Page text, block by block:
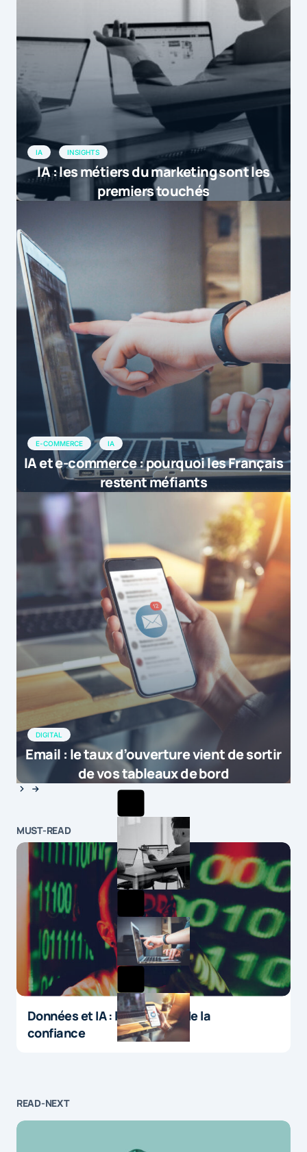
IA INSIGHTS
IA : les métiers du marketing sont les
premiers touchés
E-COMMERCE IA
IA et e-commerce : pourquoi les Français
restent méfiants
DIGITAL
Email : le taux d’ouverture vient de sortir
de vos tableaux de bord
MUST-READ
Données et IA : le paradoxe de la
confiance
READ-NEXT